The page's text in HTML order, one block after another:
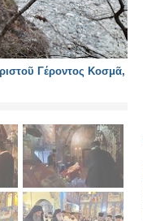
Γέροντος Κοσμᾶ,